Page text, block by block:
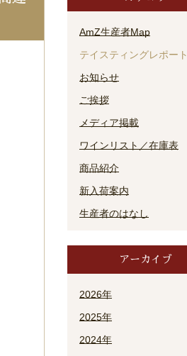
AmZ生産者Map
テイスティングレポート
お知らせ
ご挨拶
メディア掲載
ワインリスト／在庫表
商品紹介
新入荷案内
生産者のはなし
アーカイブ
2026年
2025年
2024年